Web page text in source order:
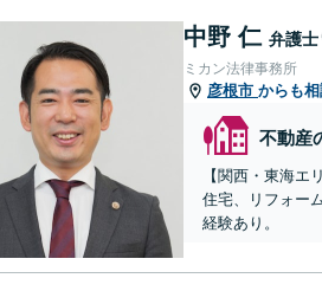
中野 仁 弁護士
ミカン法律事務所
彦根市 からも
不動産
【関西・東海
住宅、リフォー
経験あり。